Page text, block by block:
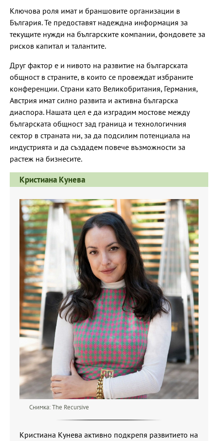
Ключова роля имат и браншовите организации в
България. Те предоставят надеждна информация за
текущите нужди на българските компании, фондовете за
рисков капитал и талантите.
Друг фактор е и нивото на развитие на българската
общност в страните, в които се провеждат избраните
конференции. Страни като Великобритания, Германия,
Австрия имат силно развита и активна българска
диаспора. Нашата цел е да изградим мостове между
българската общност зад граница и технологичния
сектор в страната ни, за да подсилим потенциала на
индустрията и да създадем повече възможности за
растеж на бизнесите.
Кристиана Кунева
Снимка: The Recursive
Кристиана Кунева активно подкрепя развитието на